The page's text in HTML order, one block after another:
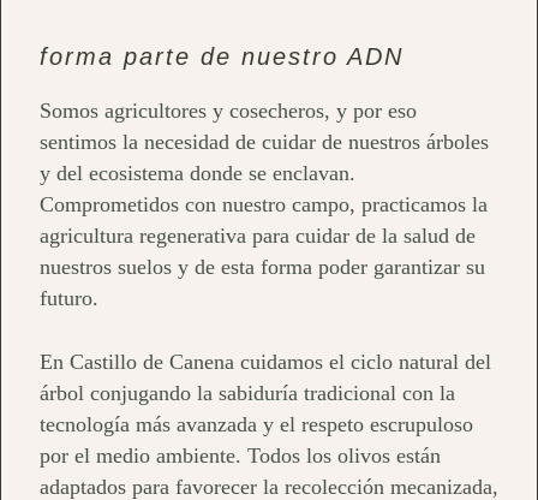
forma parte de nuestro ADN
Somos agricultores y cosecheros, y por eso
sentimos la necesidad de cuidar de nuestros árboles
y del ecosistema donde se enclavan.
Comprometidos con nuestro campo, practicamos la
agricultura regenerativa para cuidar de la salud de
nuestros suelos y de esta forma poder garantizar su
futuro.
En Castillo de Canena cuidamos el ciclo natural del
árbol conjugando la sabiduría tradicional con la
tecnología más avanzada y el respeto escrupuloso
por el medio ambiente. Todos los olivos están
adaptados para favorecer la recolección mecanizada,